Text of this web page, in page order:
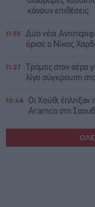
κάνουν επιθέσεις
11:55
Δύο νέοι
όρισε ο Νίκος
11:27
Τρόμος στον αέρα
λίγο σύγκρουση
10:46
Οι Χούθι έπληξαν
Aramco στη